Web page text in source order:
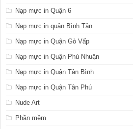
Nạp mực in Quận 6
Nạp mực in quận Bình Tân
Nạp mực in Quận Gò Vấp
Nạp mực in Quận Phú Nhuận
Nạp mực in Quận Tân Bình
Nạp mực in Quận Tân Phú
Nude Art
Phần mềm